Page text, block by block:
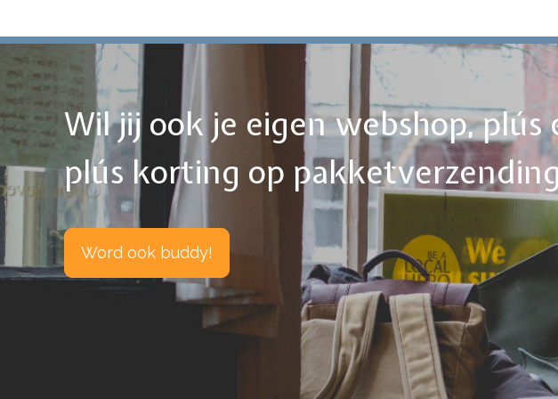
Wil jij ook je eigen webshop,
plús korting op
Word ook buddy!